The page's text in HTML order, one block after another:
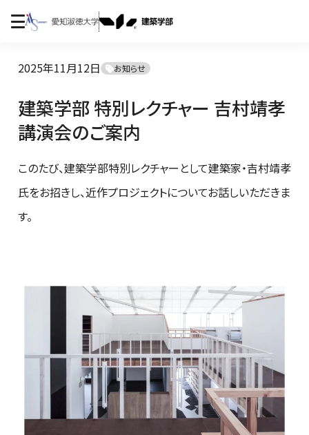
2025年11月12日 お知らせ
建築学部 特別レクチャー 吉村靖孝
講演会のご案内
このたび、建築学部特別レクチャーとして建築家・吉村靖孝
氏をお招きし、近作プロジェクトについてお話しいただきま
す。